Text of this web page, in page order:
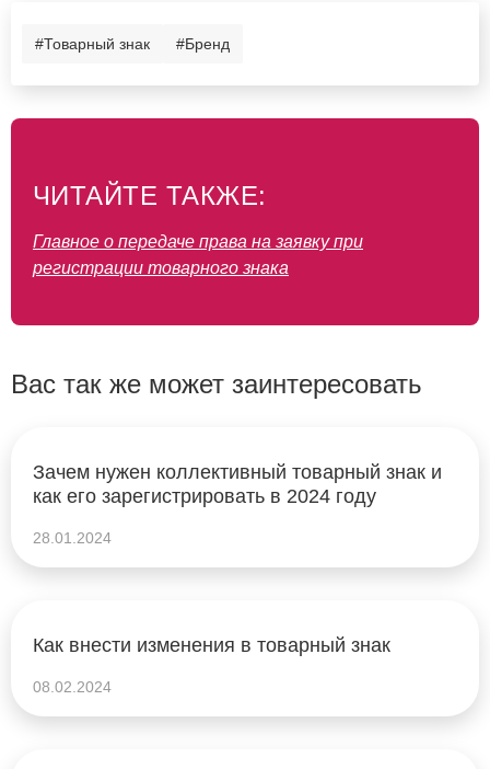
#Товарный знак #Бренд
ЧИТАЙТЕ ТАКЖЕ:
Главное о передаче права на заявку при
регистрации товарного знака
Вас так же может заинтересовать
Зачем нужен коллективный товарный знак и
как его зарегистрировать в 2024 году
28.01.2024
Как внести изменения в товарный знак
08.02.2024